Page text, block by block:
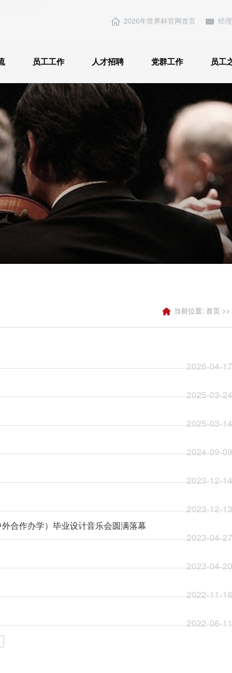
2026年世界杯官网首页 经
员工工作 人才招聘 党群工作 员工
当前位置: 首页 >>
2026-04-17
2025-03-24
2025-03-14
2024-09-09
2023-12-14
2023-12-13
合作办学）毕业设计音乐会圆满落幕
2023-04-27
2023-04-20
2022-11-16
2022-06-11